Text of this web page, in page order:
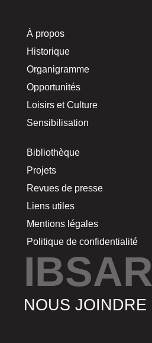
À propos
Historique
Organigramme
Opportunités
Loisirs et Culture
Sensibilisation
Bibliothèque
Projets
Revues de presse
Liens utiles
Mentions légales
Politique de confidentialité
IBSAR
NOUS JOINDRE